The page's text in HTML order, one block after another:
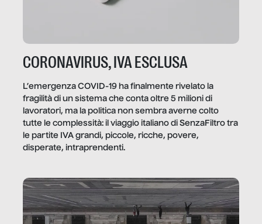
CORONAVIRUS, IVA ESCLUSA
L’emergenza COVID-19 ha finalmente rivelato la
fragilità di un sistema che conta oltre 5 milioni di
lavoratori, ma la politica non sembra averne colto
tutte le complessità: il viaggio italiano di SenzaFiltro tra
le partite IVA grandi, piccole, ricche, povere,
disperate, intraprendenti.